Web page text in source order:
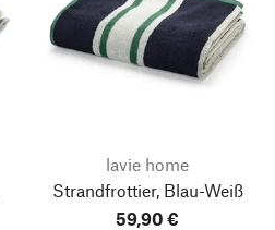
lavie home
Strandfrottier, Blau-Weiß
59,90 €